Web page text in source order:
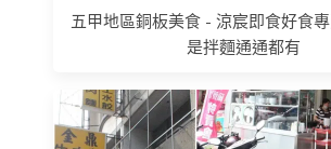
五甲地區銅板美食 - 涼宸即食好食
是拌麵通通都有